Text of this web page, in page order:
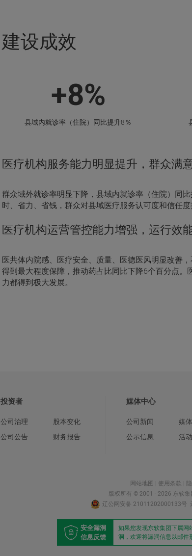
建设成效
+8%
县域内就诊率（住院）同比提升8％
医疗机构服务能力明显提升，群众满
群众域外就诊率明显下降，县域内就诊率（住院）同
时、省力、省钱，群众对县域医疗服务认可度和信任度
医疗机构运营管控能力增强，运行效
医共体内院感、医疗安全、质量、医德医风明显改善
得到最大程度保障，推动药占比同比下降6个百分点
力都得到极大发展。
投资者
公司治理
股本变化
公司公告
财务报告
媒体中心
公司新闻
媒
公示信息
活动
网站地图 使用条款
版权所有 © 2001 - 2026 东软集
辽公网安备 21011202000133号
安全漏洞
信息反馈
如果您发现东软集团下属网
洞，欢迎将漏洞信息以邮件